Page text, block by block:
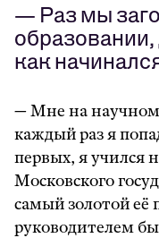
— Раз мы
как
— Мне на научном
каждый раз я
первых, я учился
Московского
самый золотой
руководителем